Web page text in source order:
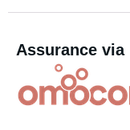
Assurance via